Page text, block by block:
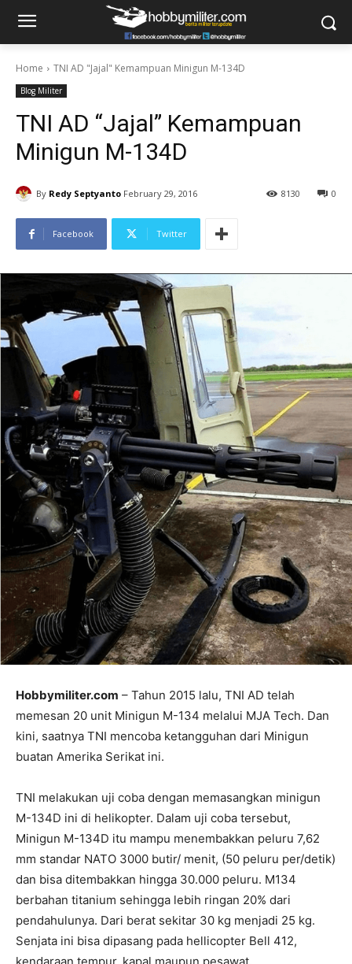
Home TNI AD "Jajal" Kemampuan Minigun M-134D
Blog Militer
TNI AD “Jajal” Kemampuan
Minigun M-134D
By Redy Septyanto February 29, 2016 0
8130
Facebook Twitter
Hobbymiliter.com – Tahun 2015 lalu, TNI AD telah
memesan 20 unit Minigun M-134 melalui MJA Tech. Dan
kini, saatnya TNI mencoba ketangguhan dari Minigun
buatan Amerika Serikat ini.
TNI melakukan uji coba dengan memasangkan minigun
M-134D ini di helikopter. Dalam uji coba tersebut,
Minigun M-134D itu mampu menembakkan peluru 7,62
mm standar NATO 3000 butir/ menit, (50 peluru per/detik)
dan bisa ditembakkan hingga 30.000 peluru. M134
berbahan titanium sehingga lebih ringan 20% dari
pendahulunya. Dari berat sekitar 30 kg menjadi 25 kg.
Senjata ini bisa dipasang pada hellicopter Bell 412,
kendaraan tempur, kapal maupun pesawat.